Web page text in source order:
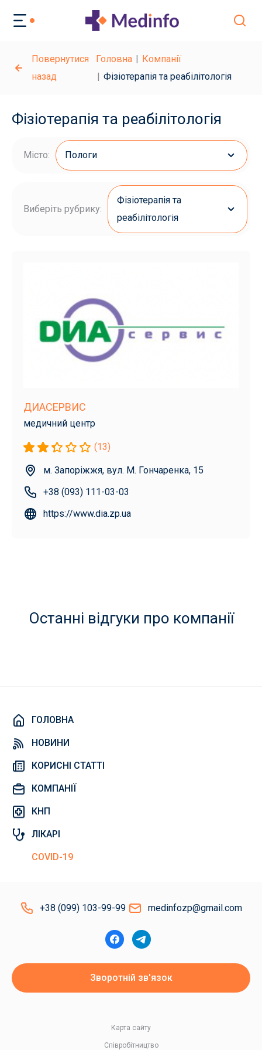
Повернутися
назад
Головна
Компанії
Фізіотерапія та реабілітологія
Фізіотерапія та реабілітологія
Місто: Пологи
Виберіть рубрику:
Фізіотерапія та
реабілітологія
ДИАСЕРВИС
медичний центр
(13)
м. Запоріжжя, вул. М. Гончаренка, 15
+38 (093) 111-03-03
https://www.dia.zp.ua
Останні відгуки про компанії
ГОЛОВНА
НОВИНИ
КОРИСНІ СТАТТІ
КОМПАНІЇ
КНП
ЛІКАРІ
COVID-19
+38 (099) 103-99-99 medinfozp@gmail.com
Зворотній зв'язок
Співробітництво
Карта сайту